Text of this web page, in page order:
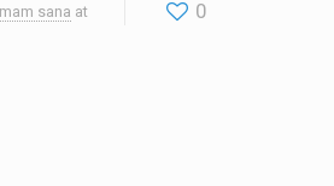
0
sana at